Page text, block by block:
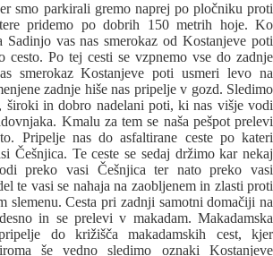
smo parkirali gremo naprej po pločniku proti
pridemo po dobrih 150 metrih hoje. Ko
Sadinjo vas nas smerokaz od Kostanjeve poti
cesto. Po tej cesti se vzpnemo vse do zadnje
smerokaz Kostanjeve poti usmeri levo na
zadnje hiše nas pripelje v gozd. Sledimo
široki in dobro nadelani poti, ki nas višje vodi
Kmalu za tem se naša pešpot prelevi
Pripelje nas do asfaltirane ceste po kateri
Češnjica. Te ceste se sedaj držimo kar nekaj
preko vasi Češnjica ter nato preko vasi
te vasi se nahaja na zaobljenem in zlasti proti
slemenu. Cesta pri zadnji samotni domačiji na
in se prelevi v makadam. Makadamska
do križišča makadamskih cest, kjer
še vedno sledimo oznaki Kostanjeve